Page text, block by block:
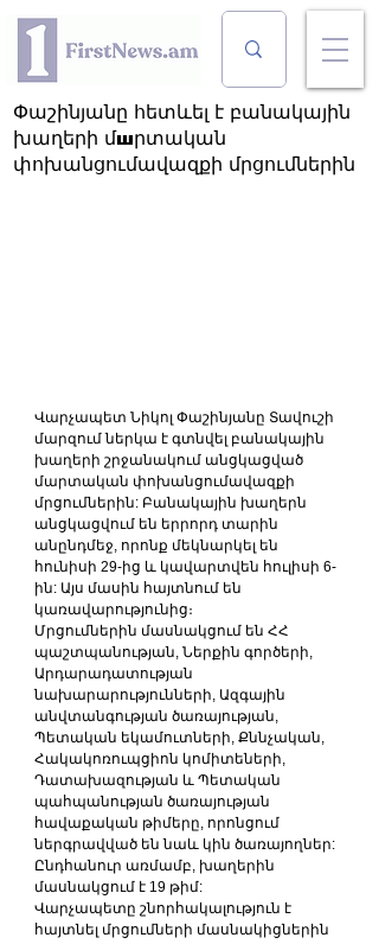
Փաշինյանը հետևել է բանակային
խաղերի մшրտական
փոխանցումավազքի մրցումներին
Վարչապետ Նիկոլ Փաշինյանը Տավուշի
մարզում ներկա է գտնվել բանակային
խաղերի շրջանակում անցկացված
մարտական փոխանցումավազքի
մրցումներին: Բանակային խաղերն
անցկացվում են երրորդ տարին
անընդմեջ, որոնք մեկնարկել են
հունիսի 29-ից և կավարտվեն հուլիսի 6-
ին: Այս մասին հայտնում են
կառավարությունից։
Մրցումներին մասնակցում են ՀՀ
պաշտպանության, Ներքին գործերի,
Արդարադատության
նախարարությունների, Ազգային
անվտանգության ծառայության,
Պետական եկամուտների, Քննչական,
Հակակոռուպցիոն կոմիտեների,
Դատախազության և Պետական
պահպանության ծառայության
հավաքական թիմերը, որոնցում
ներգրավված են նաև կին ծառայողներ:
Ընդհանուր առմամբ, խաղերին
մասնակցում է 19 թիմ:
Վարչապետը շնորհակալություն է
հայտնել մրցումների մասնակիցներին